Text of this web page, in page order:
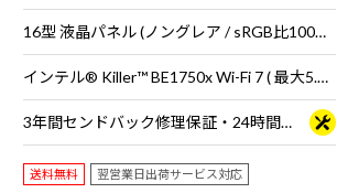
16型 液晶パネル (ノングレア / sRGB比100% / 180Hz対応)
インテル® Killer™ BE1750x Wi-Fi 7 ( 最大5.7Gbps ) 対応 IEEE 802.11 be/ax/ac/a/b/g/n準拠 ＋ Bluetooth 5内蔵
3年間センドバック修理保証・24時間×365日電話サポート
送料無料 翌営業日出荷サービス対応